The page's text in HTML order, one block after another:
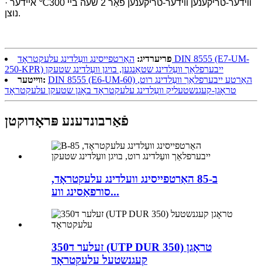
· ווידער-טריקענען ווידער-טריקענען פֿאַר 2 שעה ביי 300℃ איידער
נוצן.
פריערדיג: האַרטפייסינג וועַלדינג עלעקטראָד DIN 8555 (E7-UM-
250-KPR) ייבערפלאַך וועַלדינג שטאַנגען, בויגן וועַלדינג שטעקן
ווייטער: DIN 8555 (E6-UM-60) האַרטע ייבערפלאַך וועַלדינג רוט,
טראָגן-קעגנשטעליק וועַלדינג עלעקטראָד באָגן שטעקן עלעקטראָד
פֿאַרבונדענע פּראָדוקטן
ב-85 האַרטפייסינג וועלדינג עלעקטראָד,
סורפאַסינג ווע...
זעלער ד350 (UTP DUR 350) טראָגן
קעגנשטעל עלעקטראָד